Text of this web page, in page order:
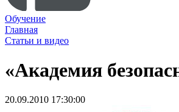
Обучение
Главная
Статьи и видео
«Академия
20.09.2010 17:30:00